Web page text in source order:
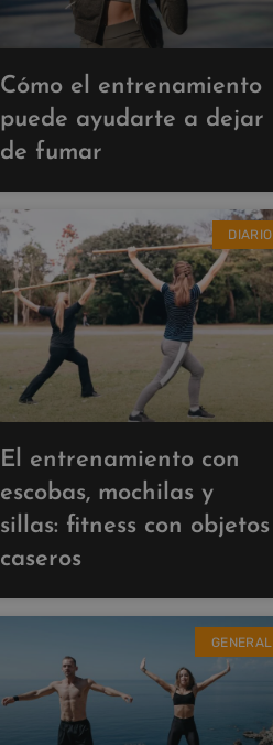
Cómo el entrenamiento
puede ayudarte a dejar
de fumar
DIARIO
El entrenamiento con
escobas, mochilas y
sillas: fitness con objetos
caseros
GENERAL